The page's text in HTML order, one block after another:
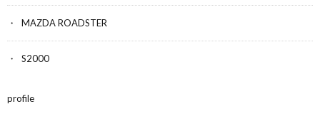
MAZDA ROADSTER
S2000
profile